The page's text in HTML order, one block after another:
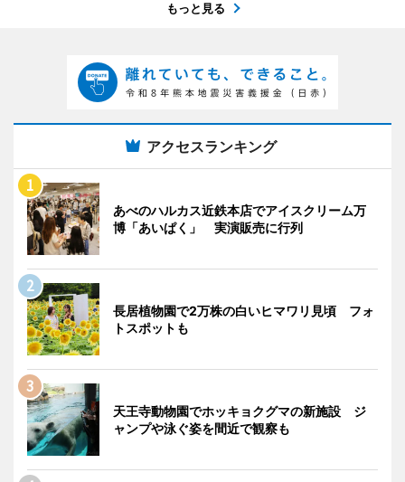
もっと見る
アクセスランキング
あべのハルカス近鉄本店でアイスクリーム万
博「あいぱく」 実演販売に行列
長居植物園で2万株の白いヒマワリ見頃 フォ
トスポットも
天王寺動物園でホッキョクグマの新施設 ジ
ャンプや泳ぐ姿を間近で観察も